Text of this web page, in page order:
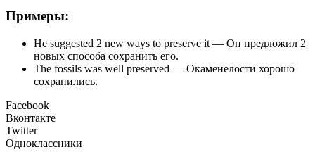
Примеры:
He suggested 2 new ways to preserve it — Он предложил 2
новых способа сохранить его.
The fossils was well preserved — Окаменелости хорошо
сохранились.
Facebook
Вконтакте
Twitter
Одноклассники